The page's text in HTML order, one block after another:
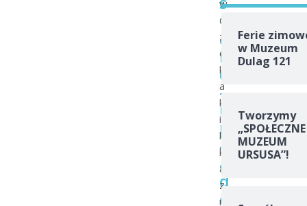
t
a
n
d
-
u
p
–
a
d
o
w
c
z
e
k
a
k
i
l
k
a
z
n
Ferie
w Muzeum
Dulag 121
Tworzymy
„SPOŁECZNE
MUZEUM
URSUSA”!